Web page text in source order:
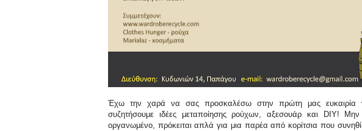
Έχω την χαρά να σας προσκαλέσω στην πρώτη μας ευκαιρία
συζητήσουμε ιδέες μεταποίησης ρούχων, αξεσουάρ και DIY!
οργανωμένο, πρόκειται απλά για μια παρέα από κορίτσια που